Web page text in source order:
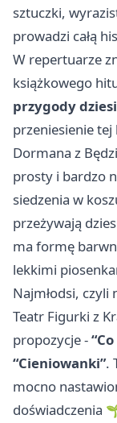
sztuczki,
prowadzi całą
W repertuarze
książkowego
przygody
przeniesienie
Dormana z
prosty i bardzo
siedzenia w
przeżywają
ma formę
lekkimi
Najmłodsi, czyli
Teatr Figurki z
propozycje -
“Cieniowanki”.
mocno
doświadczenia